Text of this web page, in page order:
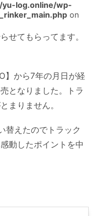
log.online/wp-
on
せてもらってます。
】から7年の月日が経
となりました。トラ
まりません。
替えたのでトラック
動したポイントを中